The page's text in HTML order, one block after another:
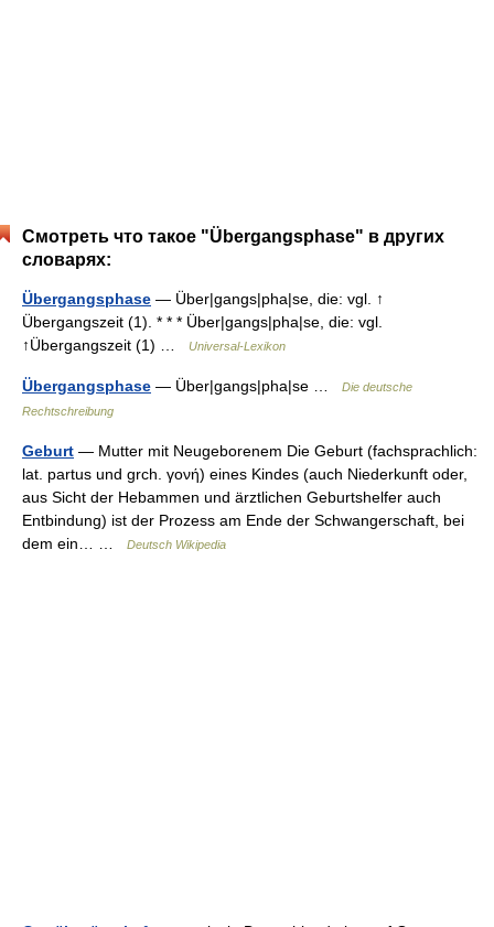
Смотреть что такое "Übergangsphase" в других
словарях:
Übergangsphase — Über|gangs|pha|se, die: vgl. ↑
Übergangszeit (1). * * * Über|gangs|pha|se, die: vgl.
↑Übergangszeit (1) …
Universal-Lexikon
Übergangsphase — Über|gangs|pha|se …
Die deutsche
Rechtschreibung
Geburt — Mutter mit Neugeborenem Die Geburt (fachsprachlich:
lat. partus und grch. γονή) eines Kindes (auch Niederkunft oder,
aus Sicht der Hebammen und ärztlichen Geburtshelfer auch
Entbindung) ist der Prozess am Ende der Schwangerschaft, bei
dem ein… …
Deutsch Wikipedia